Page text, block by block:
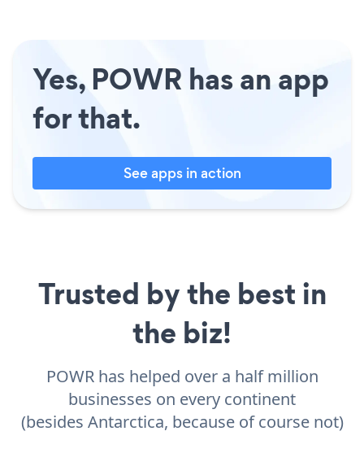
Yes, POWR has an app
for that.
See apps in action
Trusted by the best in
the biz!
POWR has helped over a half million
businesses on every continent
(besides Antarctica, because of course not)